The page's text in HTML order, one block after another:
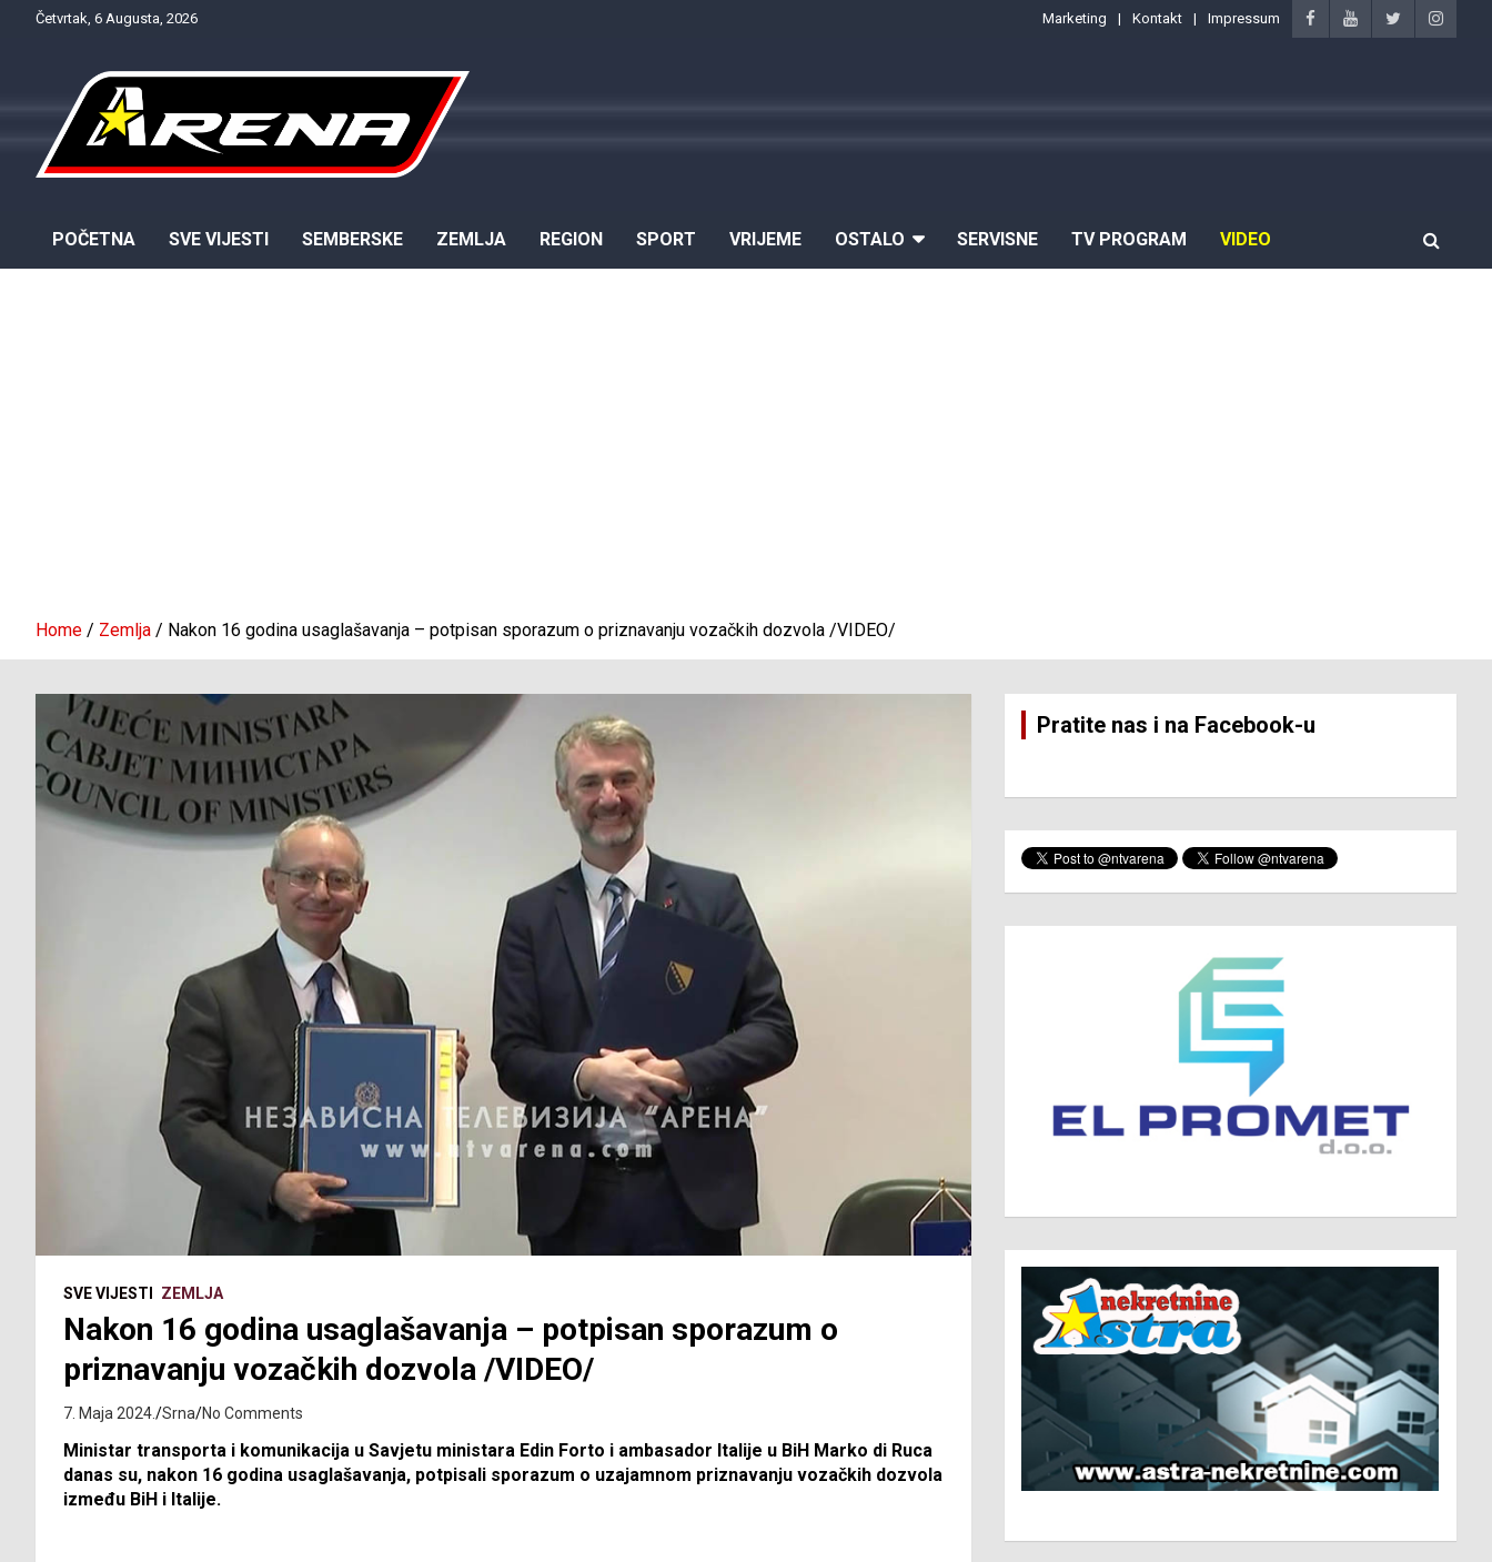
Četvrtak, 6 Augusta, 2026 Marketing Kontakt Impressum
POČETNA SVE VIJESTI SEMBERSKE ZEMLJA REGION SPORT VRIJEME OSTALO SERVISNE TV PROGRAM VIDEO
Home Zemlja Nakon 16 godina usaglašavanja – potpisan sporazum o priznavanju vozačkih dozvola /VIDEO/
SVE VIJESTI ZEMLJA
Nakon 16 godina usaglašavanja – potpisan sporazum o
priznavanju vozačkih dozvola /VIDEO/
7. Maja 2024. Srna No Comments
Ministar transporta i komunikacija u Savjetu ministara Edin Forto i ambasador Italije u BiH Marko di Ruca
danas su, nakon 16 godina usaglašavanja, potpisali sporazum o uzajamnom priznavanju vozačkih dozvola
između BiH i Italije.
Pratite nas i na Facebook-u